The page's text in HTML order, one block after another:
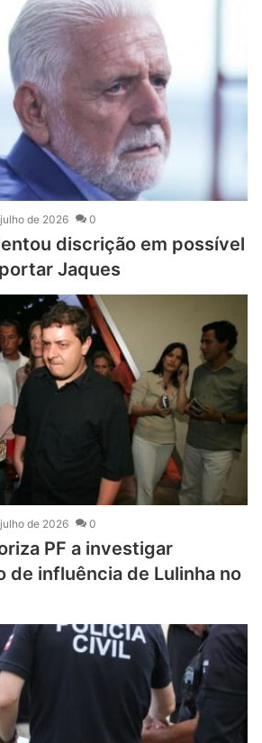
de 2026 0
discrição em possível
Jaques
de 2026 0
PF a investigar
de influência de Lulinha no